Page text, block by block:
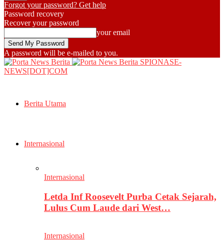
Forgot your password? Get help
Password recovery
Recover your password
your email
A password will be e-mailed to you.
SPIONASE-
NEWS[DOT]COM
Berita Utama
Internasional
Internasional
Letda Inf Roosevelt Purba Cetak Sejarah,
Lulus Cum Laude dari West…
Internasional